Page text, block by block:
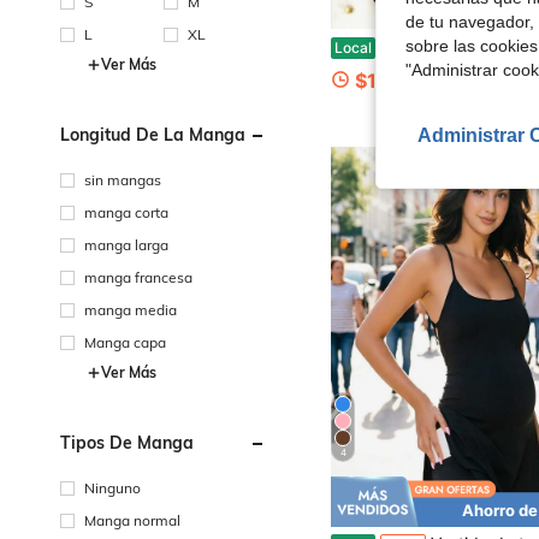
L
XL
Ver Más
Longitud De La Manga
sin mangas
manga corta
manga larga
manga francesa
manga media
Manga capa
Ver Más
Tipos De Manga
Ninguno
Manga normal
Local -56% Nuevo Vestido Mini Elegante de Tirantes Finos de Espagueti con Tejido de Punto y Malla
$12.56
4
Ahorro
de tu
sobre las
"Administrar
Administrar